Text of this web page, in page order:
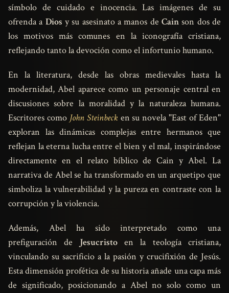
símbolo de cuidado e inocencia. Las imágenes de su
ofrenda a Dios y su asesinato a manos deCain son dos de
los motivos más comunes en la iconografía cristiana,
reflejando tanto la devoción como el infortunio humano.
En la literatura, desde las obras medievales hasta la
modernidad, Abel aparece como un personaje central en
discusiones sobre la moralidad y la naturaleza humana.
Escritores como John Steinbecken su novela "East of Eden"
exploran las dinámicas complejas entre hermanos que
reflejan la eterna lucha entre el bien y el mal, inspirándose
directamente en el relato bíblico de Cain y Abel. La
narrativa de Abel se ha transformado en un arquetipo que
simboliza la vulnerabilidad y la pureza en contraste con la
corrupción y la violencia.
Además, Abel ha sido interpretado como una
prefiguración de Jesucristoen la teología cristiana,
vinculando su sacrificio a la pasión y crucifixión de Jesús.
Esta dimensión profética de su historia añade una capa más
de significado, posicionando a Abel no solo como un